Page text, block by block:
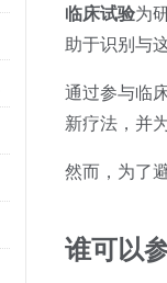
临床试验为
助于识别与
通过参与临
新疗法，并
然而，为了
谁可以